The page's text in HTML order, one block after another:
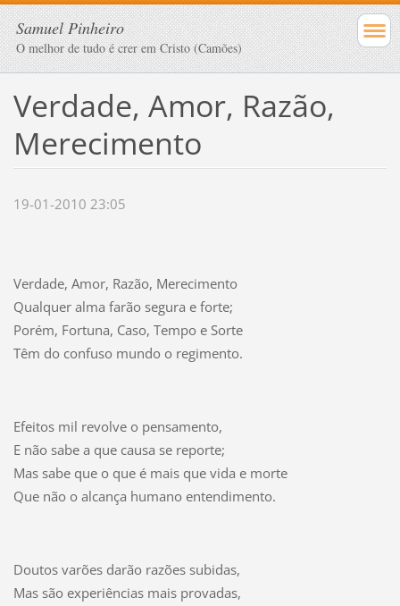
Samuel Pinheiro
O melhor de tudo é crer em Cristo (Camões)
Verdade, Amor, Razão,
Merecimento
19-01-2010 23:05
Verdade, Amor, Razão, Merecimento
Qualquer alma farão segura e forte;
Porém, Fortuna, Caso, Tempo e Sorte
Têm do confuso mundo o regimento.
Efeitos mil revolve o pensamento,
E não sabe a que causa se reporte;
Mas sabe que o que é mais que vida e morte
Que não o alcança humano entendimento.
Doutos varões darão razões subidas,
Mas são experiências mais provadas,